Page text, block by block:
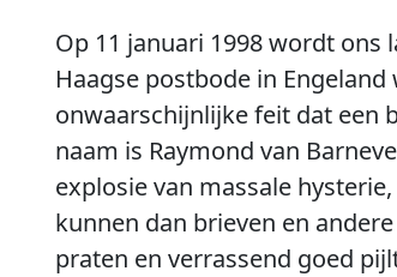
Op 11 januari 1998 wordt
Haagse postbode in
onwaarschijnlijke feit dat een
naam is Raymond van
explosie van massale
kunnen dan brieven en
praten en verrassend goed